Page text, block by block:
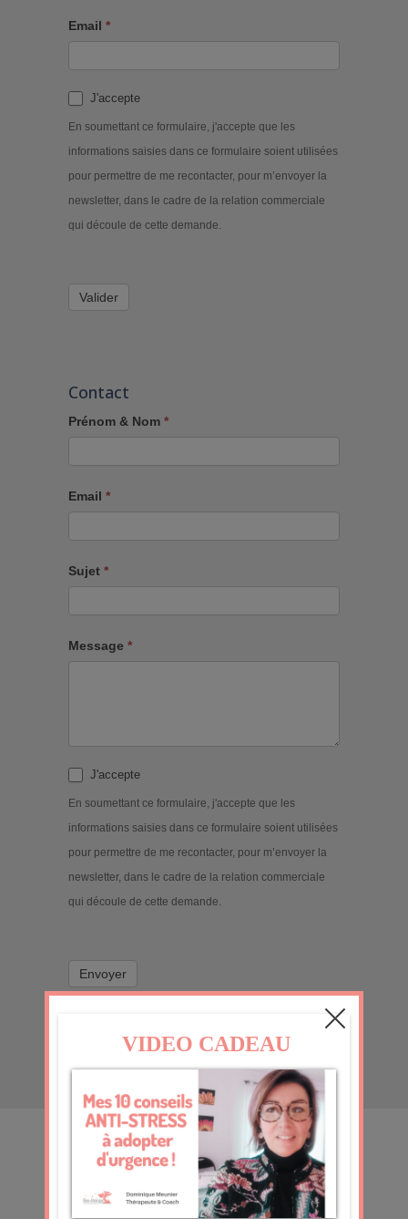
Email *
J'accepte
En soumettant ce formulaire, j'accepte que les
informations saisies dans ce formulaire soient utilisées
pour permettre de me recontacter, pour m’envoyer la
newsletter, dans le cadre de la relation commerciale
qui découle de cette demande.
Valider
Contact
Prénom & Nom *
Email *
Sujet *
Message *
J'accepte
En soumettant ce formulaire, j'accepte que les
informations saisies dans ce formulaire soient utilisées
pour permettre de me recontacter, pour m’envoyer la
newsletter, dans le cadre de la relation commerciale
qui découle de cette demande.
Envoyer
CONTACT
07 50 99 43 85